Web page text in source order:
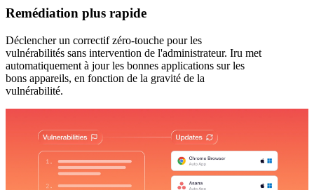
Remédiation plus rapide
Déclencher un correctif zéro-touche pour les
vulnérabilités sans intervention de l'administrateur. Iru met
automatiquement à jour les bonnes applications sur les
bons appareils, en fonction de la gravité de la
vulnérabilité.